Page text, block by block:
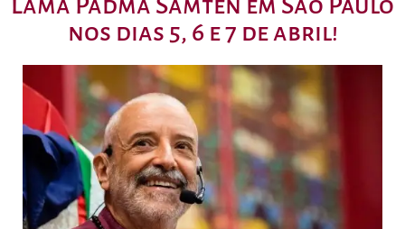
Lama Padma Samten em São Paulo
nos dias 5, 6 e 7 de abril!